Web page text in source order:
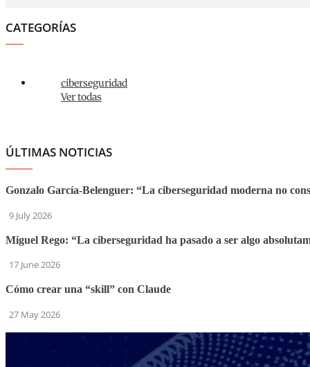
CATEGORÍAS
ciberseguridad
Ver todas
ÚLTIMAS NOTICIAS
Gonzalo García-Belenguer: “La ciberseguridad moderna no
9 July 2026
Miguel Rego: “La ciberseguridad ha pasado a ser algo
17 June 2026
Cómo crear una “skill” con Claude
27 May 2026